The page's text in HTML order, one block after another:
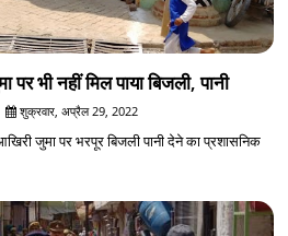
भी नहीं मिल पाया बिजली, पानी
शुक्रवार, अप्रैल 29, 2022
जुमा पर भरपूर बिजली पानी देने का प्रशासनिक